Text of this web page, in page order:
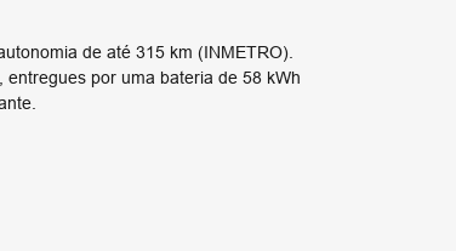
de até 315 km (INMETRO).
por uma bateria de 58 kWh